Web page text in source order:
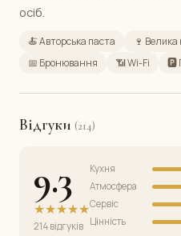
осіб.
🍝 Авторська паста 🍷
📅 Бронювання
📶 Wi-Fi 🅿️
Відгуки (214)
9.3
★★★★★
214 відгуків
Кухня
Атмосфера
Сервіс
Цінність